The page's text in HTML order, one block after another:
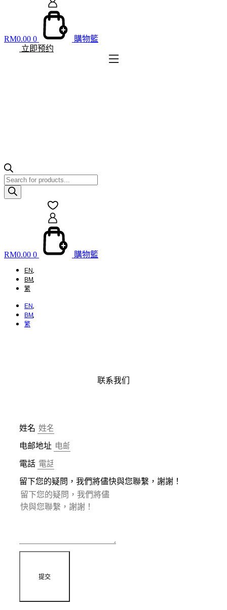
RM0.00 0
購物籃
立即预约
Products
search
RM0.00 0 購物籃
EN
BM
繁
EN
BM
繁
联系我们
姓名
电邮地址
電話
留下您的疑問，我們將儘快與您聯繫，謝謝！
提交